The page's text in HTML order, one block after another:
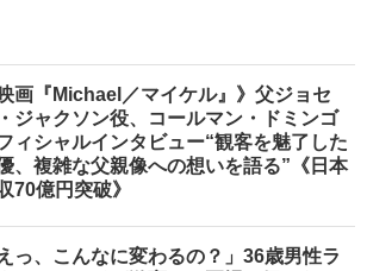
映画『Michael／マイケル』》父ジョセ
ジャクソン役、コールマン・ドミンゴ
ィシャルインタビュー“観客を魅了した
、複雑な父親像への想いを語る”《日本
70億円突破》
えっ、こんなに変わるの？」36歳男性ラ